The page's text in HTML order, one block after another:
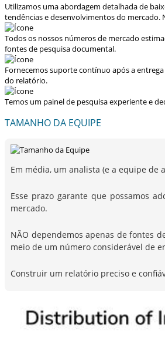
Utilizamos uma abordagem detalhada de
tendências e desenvolvimentos do mercado.
Todos os nossos números de mercado
fontes de pesquisa documental.
Fornecemos suporte contínuo após a
do relatório.
Temos um painel de pesquisa experiente e
TAMANHO DA EQUIPE
Em média, um analista (e a equipe de
Esse prazo garante que possamos
mercado.
NÃO dependemos apenas de fontes
meio de um número considerável de
Construir um relatório preciso e